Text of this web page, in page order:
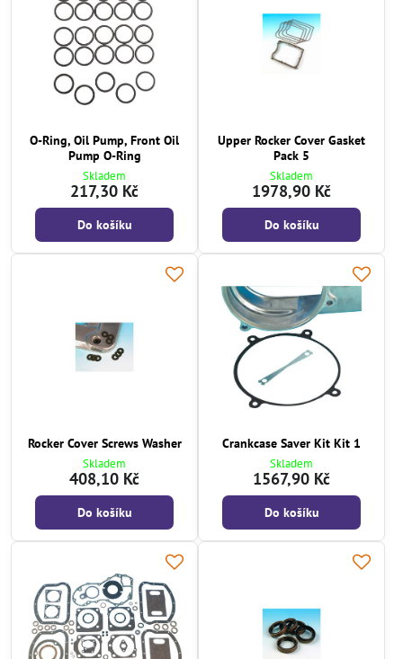
O-Ring, Oil Pump, Front Oil
Pump O-Ring
Skladem
217,30 Kč
Do košíku
Upper Rocker Cover Gasket
Pack 5
Skladem
1978,90 Kč
Do košíku
Rocker Cover Screws Washer
Skladem
408,10 Kč
Do košíku
Crankcase Saver Kit Kit 1
Skladem
1567,90 Kč
Do košíku